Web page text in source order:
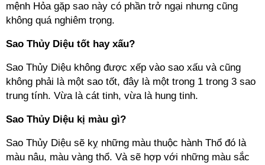
mệnh Hỏa gặp sao này có phần trở ngại nhưng cũng
không quá nghiêm trọng.
Sao Thủy Diệu tốt hay xấu?
Sao Thủy Diệu không được xếp vào sao xấu và cũng
không phải là một sao tốt, đây là một trong 1 trong 3 sao
trung tính. Vừa là cát tinh, vừa là hung tinh.
Sao Thủy Diệu kị màu gì?
Sao Thủy Diệu sẽ kỵ những màu thuộc hành Thổ đó là
màu nâu, màu vàng thổ. Và sẽ hợp với những màu sắc